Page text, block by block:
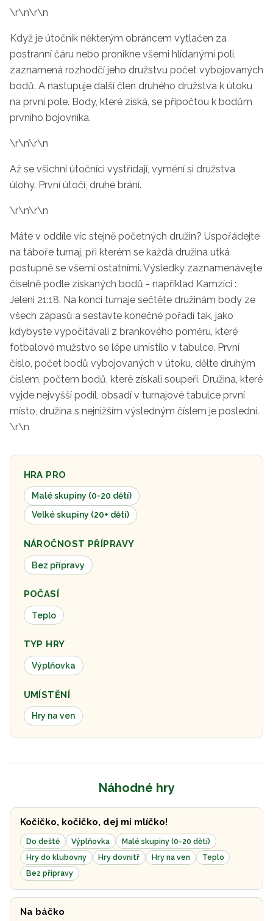
\r\n\r\n
Když je útočník některým obrán­cem vytlačen za
postranní čáru ne­bo pronikne všemi hlídanými poli,
zaznamená rozhodčí jeho družstvu počet vybojovaných
bodů. A nastu­puje další člen druhého družstva k útoku
na první pole. Body, které získá, se připočtou k bodům
první­ho bojovníka.
\r\n\r\n
Až se všichni útočníci vystřídají, vymění si družstva
úlohy. První útočí, druhé brání.
\r\n\r\n
Máte v oddíle víc stejně početných družin? Uspořádejte
na táboře tur­naj, při kterém se každá družina utká
postupně se všemi ostatními. Výsledky zaznamenávejte
číselně podle získaných bodů - například Kamzíci :
Jeleni 21:18. Na konci turnaje sečtěte družinám body ze
všech zápasů a sestavte konečné pořadí tak, jako
kdybyste vypočí­távali z brankového poměru, ktéré
fotbalové mužstvo se lépe umístilo v tabulce. První
číslo, počet bodů vybojovaných v útoku, dělte dru­hým
číslem, počtem bodů, které získali soupeři. Družina, které
vy­jde nejvyšší podíl, obsadí v turna­jové tabulce první
místo, družina s nejnižším výsledným číslem je poslední.
\r\n
HRA PRO
Malé skupiny (0-20 dětí)
Velké skupiny (20+ dětí)
NÁROČNOST PŘÍPRAVY
Bez přípravy
POČASÍ
Teplo
TYP HRY
Výplňovka
UMÍSTĚNÍ
Hry na ven
Náhodné hry
Kočičko, kočičko, dej mi mlíčko!
Do deště Výplňovka
Malé skupiny (0-20 dětí)
Hry do klubovny
Hry dovnitř Hry na ven
Teplo
Bez přípravy
Na báčko